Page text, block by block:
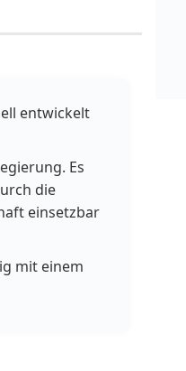
entwickelt
Es
die
einsetzbar
mit einem